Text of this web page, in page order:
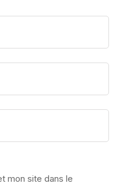
mon site dans le